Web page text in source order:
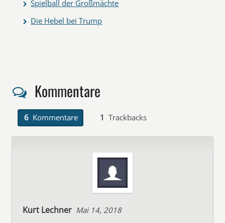
Spielball der Großmächte
Die Hebel bei Trump
Kommentare
6 Kommentare 1 Trackbacks
Kurt Lechner Mai 14, 2018